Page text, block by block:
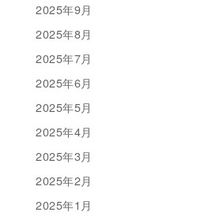
2025年9月
2025年8月
2025年7月
2025年6月
2025年5月
2025年4月
2025年3月
2025年2月
2025年1月